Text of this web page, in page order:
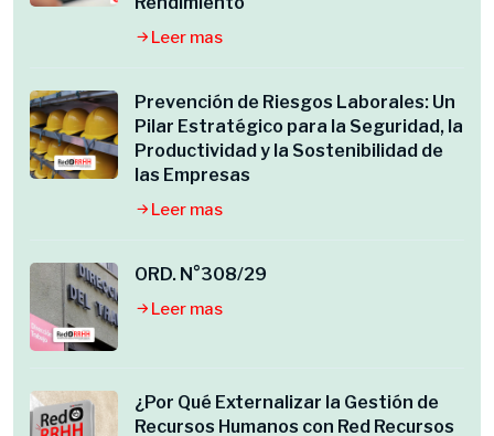
Leer mas
Prevención de Riesgos Laborales: Un
Pilar Estratégico para la Seguridad, la
Productividad y la Sostenibilidad de
las Empresas
Leer mas
ORD. N°308/29
Leer mas
¿Por Qué Externalizar la Gestión de
Recursos Humanos con Red Recursos